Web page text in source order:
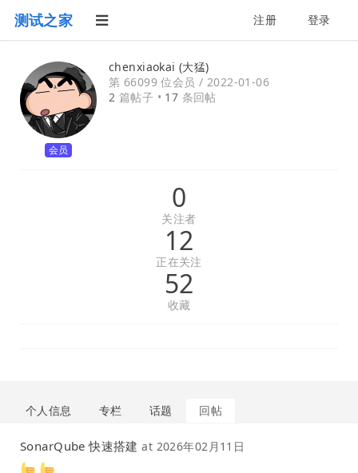
测试之家 注册 登录
会员
chenxiaokai (大猛)
第 66099 位会员 / 2022-01-06
2 篇帖子 • 17 条回帖
0
关注者
12
正在关注
52
收藏
个人信息 专栏 话题 回帖
SonarQube 快速搭建 at 2026年02月11日